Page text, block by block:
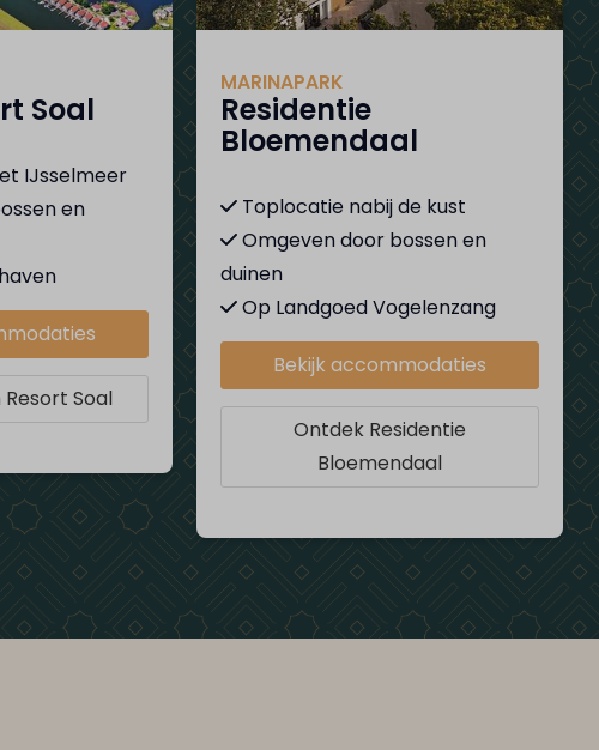
Soal
IJsselmeer
en
Soal
MARINAPARK
Residentie
Bloemendaal
Toplocatie nabij de kust
Omgeven door bossen en
duinen
Op Landgoed Vogelenzang
Bekijk accommodaties
Ontdek Residentie
Bloemendaal